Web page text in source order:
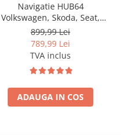
Navigatie HUB64
Volkswagen, Skoda, Seat,
2GB RAM, Android, GPS, Wi-
FI, Carplay, Android Auto,
USB, Bluetooth, Radio,
Waze, Touchscreen, 9 inch
899,99 Lei
789,99 Lei
TVA inclus
ADAUGA IN COS